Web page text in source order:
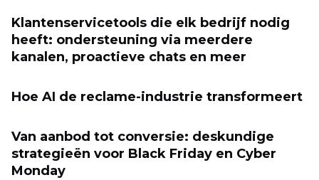
Klantenservicetools die elk bedrijf nodig
heeft: ondersteuning via meerdere
kanalen, proactieve chats en meer
Hoe AI de reclame-industrie transformeert
Van aanbod tot conversie: deskundige
strategieën voor Black Friday en Cyber ​​
Monday